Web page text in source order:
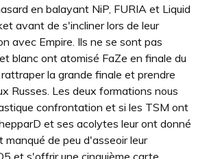
en balayant NiP, FURIA et Liquid
avant de s'incliner lors de leur
avec Empire. Ils ne se sont pas
blanc ont atomisé FaZe en finale du
la grande finale et prendre
Russes. Les deux formations nous
confrontation et si les TSM ont
et ses acolytes leur ont donné
de peu d'asseoir leur
et s'offrir une cinquième carte.